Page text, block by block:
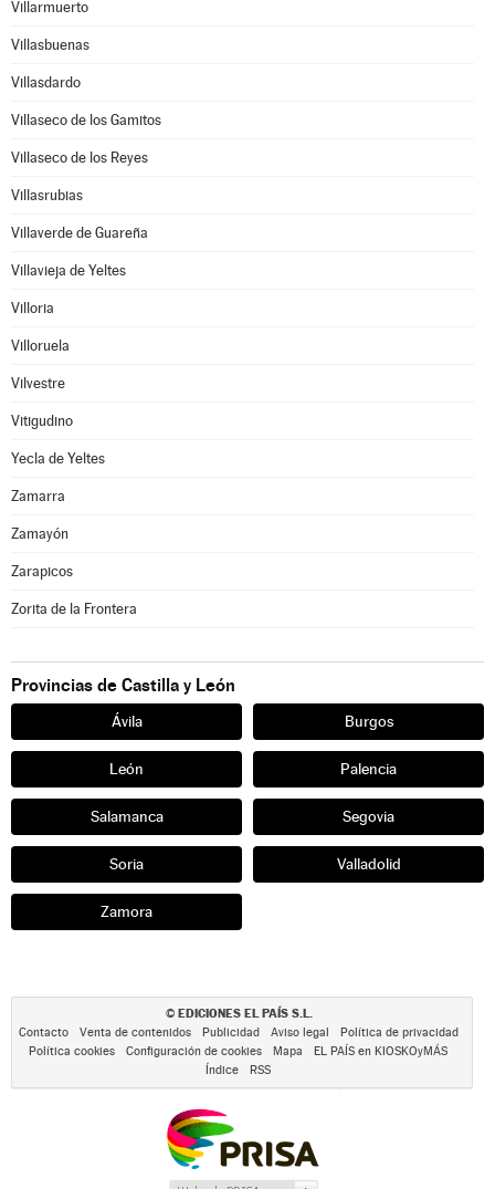
Villarmuerto
Villasbuenas
Villasdardo
Villaseco de los Gamitos
Villaseco de los Reyes
Villasrubias
Villaverde de Guareña
Villavieja de Yeltes
Villoria
Villoruela
Vilvestre
Vitigudino
Yecla de Yeltes
Zamarra
Zamayón
Zarapicos
Zorita de la Frontera
Provincias de Castilla y León
Ávila Burgos
León Palencia
Salamanca Segovia
Soria Valladolid
Zamora
© EDICIONES EL PAÍS S.L.
Contacto Venta de contenidos Publicidad Aviso legal
Política de privacidad
Política cookies
Configuración de cookies Mapa
EL PAÍS en KIOSKOyMÁS
Índice
RSS